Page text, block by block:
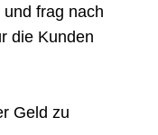
frag nach
die Kunden
Geld zu